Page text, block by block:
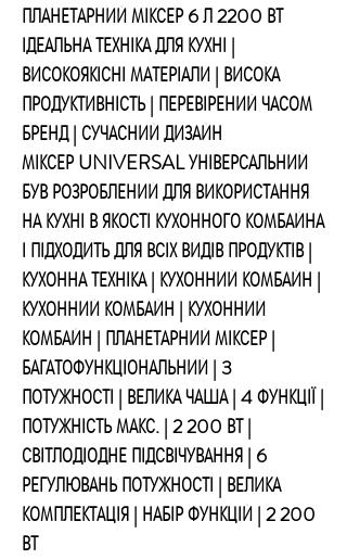
ПЛАНЕТАРНИЙ МІКСЕР 6 Л 2200 ВТ
ІДЕАЛЬНА ТЕХНІКА ДЛЯ КУХНІ |
ВИСОКОЯКІСНІ МАТЕРІАЛИ | ВИСОКА
ПРОДУКТИВНІСТЬ | ПЕРЕВІРЕНИЙ ЧАСОМ
БРЕНД | СУЧАСНИЙ ДИЗАЙН
МІКСЕР UNIVERSAL УНІВЕРСАЛЬНИЙ
БУВ РОЗРОБЛЕНИЙ ДЛЯ ВИКОРИСТАННЯ
НА КУХНІ В ЯКОСТІ КУХОННОГО КОМБАЙНА
І ПІДХОДИТЬ ДЛЯ ВСІХ ВИДІВ ПРОДУКТІВ |
КУХОННА ТЕХНІКА | КУХОННИЙ КОМБАЙН |
КУХОННИЙ КОМБАЙН | КУХОННИЙ
КОМБАЙН | ПЛАНЕТАРНИЙ МІКСЕР |
БАГАТОФУНКЦІОНАЛЬНИЙ | 3
ПОТУЖНОСТІ | ВЕЛИКА ЧАША | 4 ФУНКЦІЇ |
ПОТУЖНІСТЬ МАКС. | 2 200 ВТ |
СВІТЛОДІОДНЕ ПІДСВІЧУВАННЯ | 6
РЕГУЛЮВАНЬ ПОТУЖНОСТІ | ВЕЛИКА
КОМПЛЕКТАЦІЯ | НАБІР ФУНКЦІЙ | 2 200
ВТ